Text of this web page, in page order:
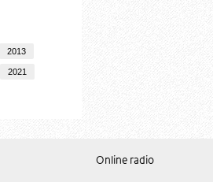
2013
2021
Online radio